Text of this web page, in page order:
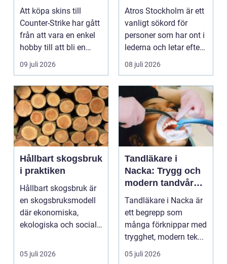
bättre affärer
Att köpa skins till
Counter-Strike har gått
från att vara en enkel
hobby till att bli en
egen liten ...
09 juli 2026
ledbesvär i
huvudstaden
Atros Stockholm är ett
vanligt sökord för
personer som har ont i
lederna och letar efter
hjälp i huv...
08 juli 2026
Hållbart skogsbruk
i praktiken
Hållbart skogsbruk är
en skogsbruksmodell
där ekonomiska,
ekologiska och sociala
...
05 juli 2026
Tandläkare i
Nacka: Trygg och
modern tandvård
nära dig
Tandläkare i Nacka är
ett begrepp som
många förknippar med
trygghet, modern tek...
05 juli 2026